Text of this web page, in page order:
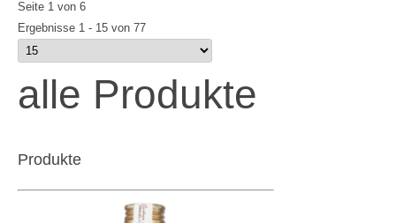
Seite 1 von 6
Ergebnisse 1 - 15 von 77
alle Produkte
Produkte